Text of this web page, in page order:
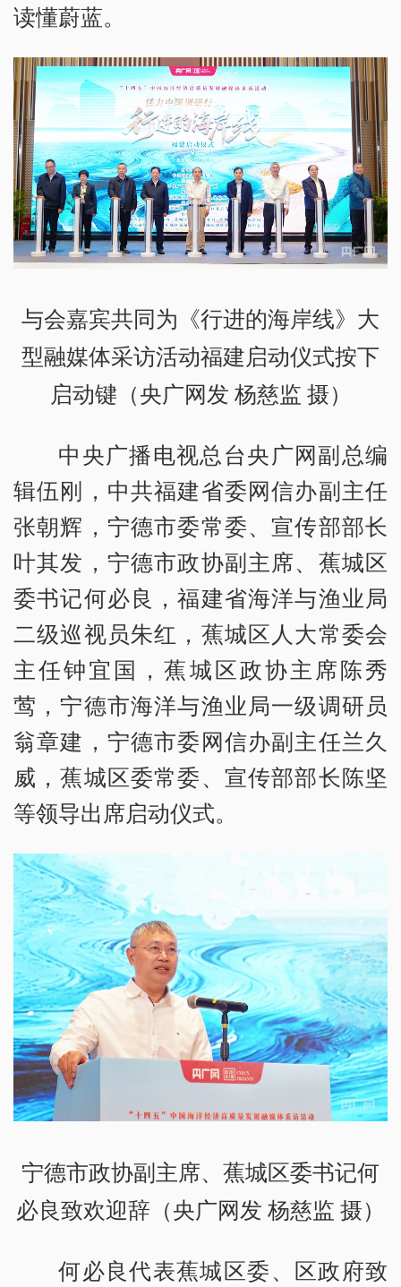
读懂蔚蓝。
与会嘉宾共同为《行进的海岸线》大
型融媒体采访活动福建启动仪式按下
启动键 （央广网发 杨慈监 摄）
中央广播电视总台央广网副总编
辑伍刚，中共福建省委网信办副主任
张朝辉，宁德市委常委、宣传部部长
叶其发，宁德市政协副主席、蕉城区
委书记何必良，福建省海洋与渔业局
二级巡视员朱红，蕉城区人大常委会
主任钟宜国，蕉城区政协主席陈秀
莺，宁德市海洋与渔业局一级调研员
翁章建，宁德市委网信办副主任兰久
威，蕉城区委常委、宣传部部长陈坚
等领导出席启动仪式。
宁德市政协副主席、蕉城区委书记何
必良致欢迎辞（央广网发 杨慈监 摄）
何必良代表蕉城区委、区政府致